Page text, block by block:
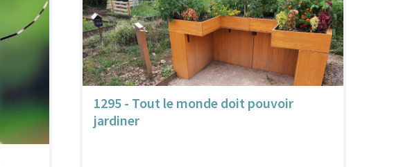
1295 - Tout le monde doit pouvoir
jardiner